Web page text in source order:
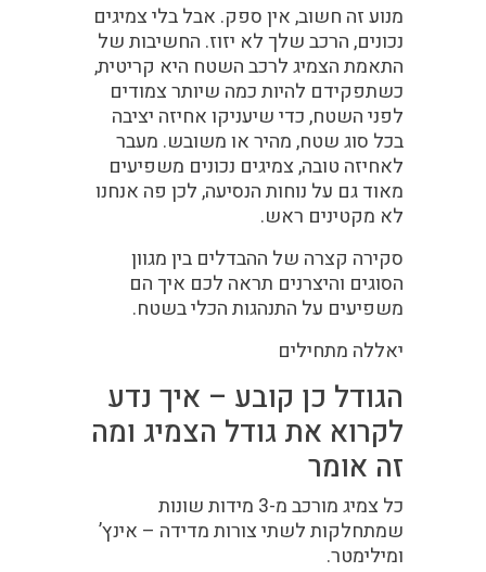
מנוע זה חשוב, אין ספק. אבל בלי צמיגים
נכונים, הרכב שלך לא יזוז. החשיבות של
התאמת הצמיג לרכב השטח היא קריטית,
כשתפקידם להיות כמה שיותר צמודים
לפני השטח, כדי שיעניקו אחיזה יציבה
בכל סוג שטח, מהיר או משובש. מעבר
לאחיזה טובה, צמיגים נכונים משפיעים
מאוד גם על נוחות הנסיעה, לכן פה אנחנו
לא מקטינים ראש.
סקירה קצרה של ההבדלים בין מגוון
הסוגים והיצרנים תראה לכם איך הם
משפיעים על התנהגות הכלי בשטח.
יאללה מתחילים
הגודל כן קובע – איך נדע
לקרוא את גודל הצמיג ומה
זה אומר
כל צמיג מורכב מ-3 מידות שונות
שמתחלקות לשתי צורות מדידה – אינץ’
ומילימטר.